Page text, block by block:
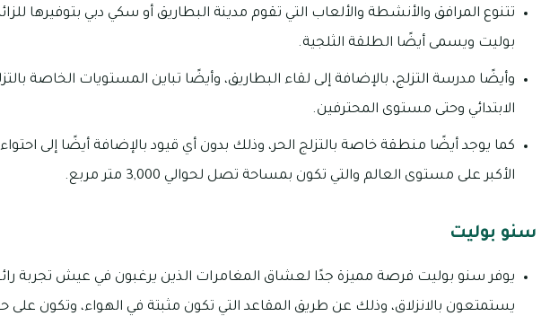
تتنوع المرافق والأنشطة والألعاب التي تقوم مدينة البطاريق أو سكي دبي بتوفيرها
بوليت ويسمى أيضًا الطلقة الثلجية.
وأيضًا مدرسة التزلج، بالإضافة إلى لقاء البطاريق، وأيضًا تباين المستويات الخاصة
الابتدائي وحتى مستوى المحترفين.
كما يوجد أيضًا منطقة خاصة بالتزلج الحر، وذلك بدون أي قيود بالإضافة أيضًا إلى احتواء
الأكبر على مستوى العالم والتي تكون بمساحة تصل لحوالي 3,000 متر مربع.
سنو بوليت
يوفر سنو بوليت فرصة مميزة جدًا لعشاق المغامرات الذين يرغبون في عيش تجربة
يستمتعون بالانزلاق، وذلك عن طريق المقاعد التي تكون مثبتة في الهواء، وتكون على حبال